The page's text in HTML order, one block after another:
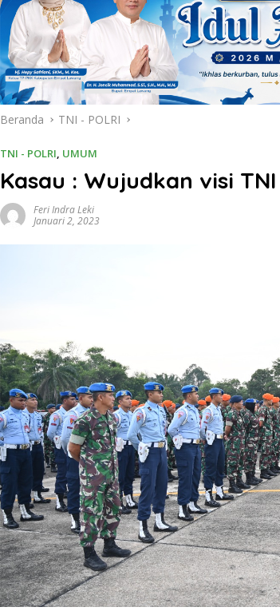
Beranda TNI - POLRI
TNI - POLRI UMUM
Kasau : Wujudkan visi
Feri Indra Leki
Januari 2, 2023